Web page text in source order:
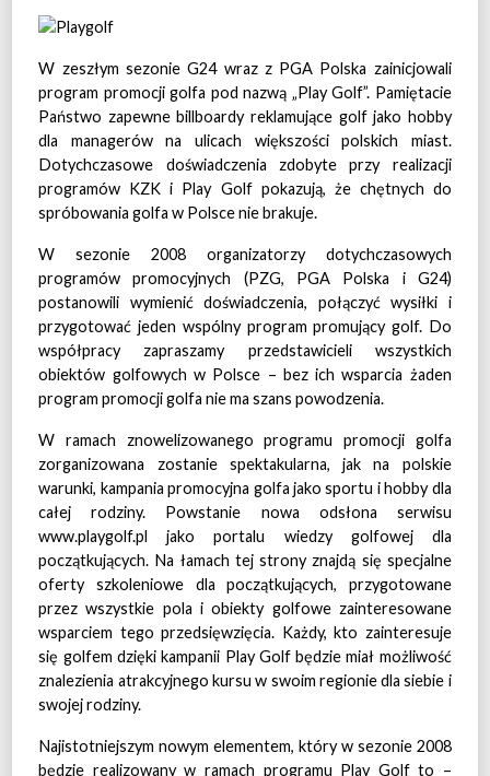
W zeszłym sezonie G24 wraz z PGA Polska zainicjowali
program promocji golfa pod nazwą „Play Golf”. Pamiętacie
Państwo zapewne billboardy reklamujące golf jako hobby
dla managerów na ulicach większości polskich miast.
Dotychczasowe doświadczenia zdobyte przy realizacji
programów KZK i Play Golf pokazują, że chętnych do
spróbowania golfa w Polsce nie brakuje.
W sezonie 2008 organizatorzy dotychczasowych
programów promocyjnych (PZG, PGA Polska i G24)
postanowili wymienić doświadczenia, połączyć wysiłki i
przygotować jeden wspólny program promujący golf. Do
współpracy zapraszamy przedstawicieli wszystkich
obiektów golfowych w Polsce – bez ich wsparcia żaden
program promocji golfa nie ma szans powodzenia.
W ramach znowelizowanego programu promocji golfa
zorganizowana zostanie spektakularna, jak na polskie
warunki, kampania promocyjna golfa jako sportu i hobby dla
całej rodziny. Powstanie nowa odsłona serwisu
www.playgolf.pl jako portalu wiedzy golfowej dla
początkujących. Na łamach tej strony znajdą się specjalne
oferty szkoleniowe dla początkujących, przygotowane
przez wszystkie pola i obiekty golfowe zainteresowane
wsparciem tego przedsięwzięcia. Każdy, kto zainteresuje
się golfem dzięki kampanii Play Golf będzie miał możliwość
znalezienia atrakcyjnego kursu w swoim regionie dla siebie i
swojej rodziny.
Najistotniejszym nowym elementem, który w sezonie 2008
będzie realizowany w ramach programu Play Golf to –